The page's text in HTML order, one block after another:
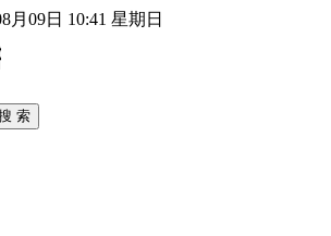
月09日 10:41 星期日
索